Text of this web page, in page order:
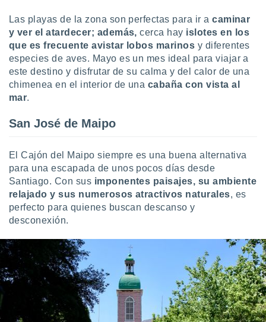
Las playas de la zona son perfectas para ir acaminar
y ver el atardecer; además, cerca hay islotes en los
que es frecuente avistar lobos marinos y diferentes
especies de aves. Mayo es un mes ideal para viajar a
este destino y disfrutar de su calma y del calor de una
chimenea en el interior de una cabaña con vista al
mar.
San José de Maipo
El Cajón del Maipo siempre es una buena alternativa
para una escapada de unos pocos días desde
Santiago. Con sus imponentes paisajes, su ambiente
relajado y sus numerosos atractivos naturales, es
perfecto para quienes buscan descanso y
desconexión.